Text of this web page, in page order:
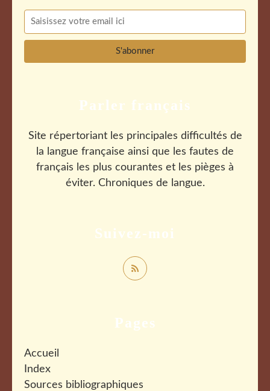
Pages
Accueil
Index
Sources bibliographiques
Suivez-moi
Parler français
Site répertoriant les principales difficultés de
la langue française ainsi que les fautes de
français les plus courantes et les pièges à
éviter. Chroniques de langue.